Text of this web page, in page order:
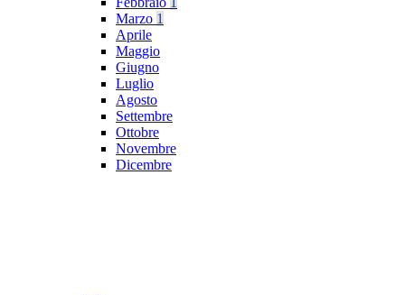
Marzo 1
Aprile
Maggio
Giugno
Luglio
Agosto
Settembre
Ottobre
Novembre
Dicembre